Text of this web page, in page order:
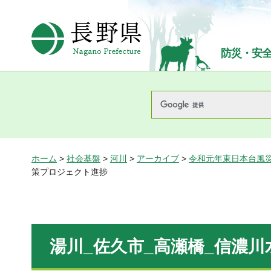
長野県Nagano Prefecture
防災・安
ホーム > 社会基盤 > 河川 > アーカイブ > 令和元年東日本台風
策プロジェクト進捗
湯川_佐久市_高瀬橋_信濃